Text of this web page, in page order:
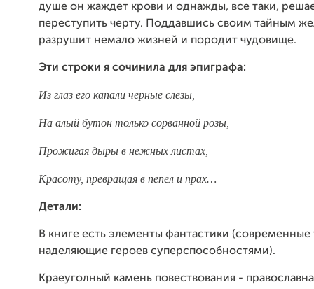
душе он жаждет крови и однажды, все таки,
переступить черту. Поддавшись своим тайным
разрушит немало жизней и породит чудовище.
Эти строки я сочинила для эпиграфа:
Из глаз его капали черные слезы,
На алый бутон только сорванной розы,
Прожигая дыры в нежных листах,
Красоту, превращая в пепел и прах…
Детали:
В книге есть элементы фантастики (современные
наделяющие героев суперспособностями).
Краеуголный камень повествования -